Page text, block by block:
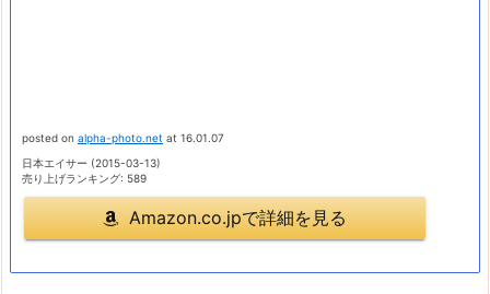
posted on alpha-photo.net at 16.01.07
日本エイサー (2015-03-13)
売り上げランキング: 589
Amazon.co.jpで詳細を見る